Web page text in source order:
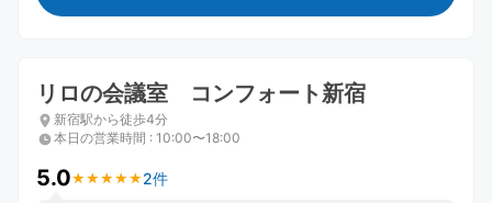
リロの会議室 コンフォート新宿
新宿駅から徒歩4分
本日の営業時間 : 10:00〜18:00
5.0★ ★ ★ ★ ★
★ ★ ★ ★ ★ 2件